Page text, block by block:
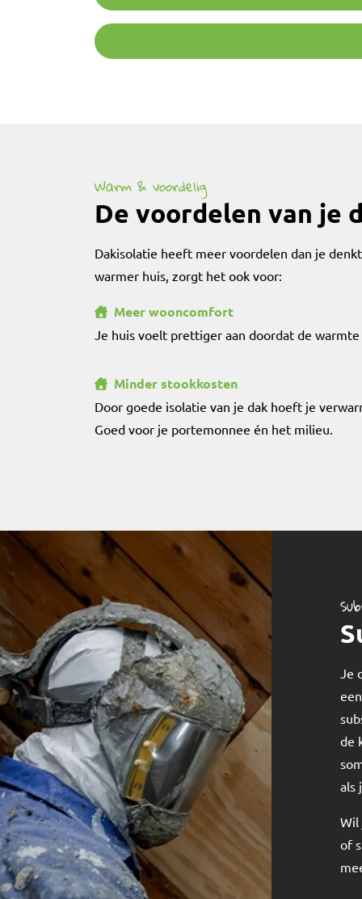
Warm & voordelig
De voordelen van je
Dakisolatie heeft meer voordelen dan je
warmer huis, zorgt het ook voor:
Meer wooncomfort
Je huis voelt prettiger aan doordat de
Minder stookkosten
Door goede isolatie van je dak hoeft je
Goed voor je portemonnee én het milieu.
Je
de
als
Wil
of